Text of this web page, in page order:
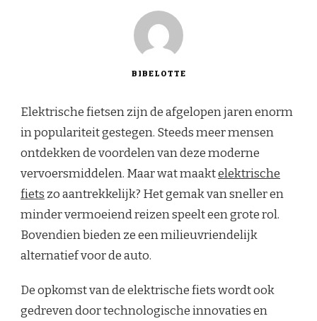
BIBELOTTE
Elektrische fietsen zijn de afgelopen jaren enorm
in populariteit gestegen. Steeds meer mensen
ontdekken de voordelen van deze moderne
vervoersmiddelen. Maar wat maaktelektrische
fiets zo aantrekkelijk? Het gemak van sneller en
minder vermoeiend reizen speelt een grote rol.
Bovendien bieden ze een milieuvriendelijk
alternatief voor de auto.
De opkomst van de elektrische fiets wordt ook
gedreven door technologische innovaties en